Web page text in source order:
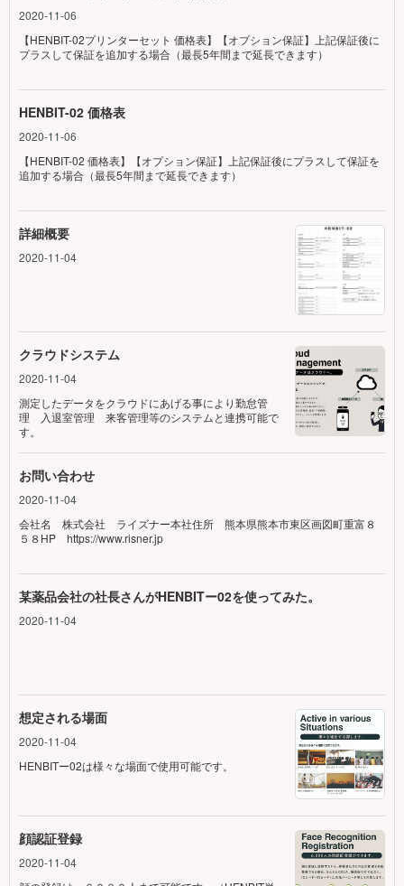
2020-11-06
【HENBIT-02プリンターセット 価格表】【オプション保証】上記保証後に
プラスして保証を追加する場合（最長5年間まで延長できます）
HENBIT-02 価格表
2020-11-06
【HENBIT-02 価格表】【オプション保証】上記保証後にプラスして保証を
追加する場合（最長5年間まで延長できます）
詳細概要
2020-11-04
クラウドシステム
2020-11-04
測定したデータをクラウドにあげる事により勤怠管
理 入退室管理 来客管理等のシステムと連携可能で
す。
お問い合わせ
2020-11-04
会社名 株式会社 ライズナー本社住所 熊本県熊本市東区画図町重富８
５８HP https://www.risner.jp
某薬品会社の社長さんがHENBITー02を使ってみた。
2020-11-04
想定される場面
2020-11-04
HENBITー02は様々な場面で使用可能です。
顔認証登録
2020-11-04